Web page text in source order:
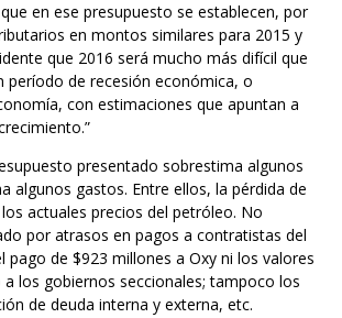
en ese presupuesto se establecen, por
en montos similares para 2015 y
que 2016 será mucho más difícil que
período de recesión económica, o
con estimaciones que apuntan a
presentado sobrestima algunos
algunos gastos. Entre ellos, la pérdida de
actuales precios del petróleo. No
por atrasos en pagos a contratistas del
pago de $923 millones a Oxy ni los valores
los gobiernos seccionales; tampoco los
de deuda interna y externa, etc.